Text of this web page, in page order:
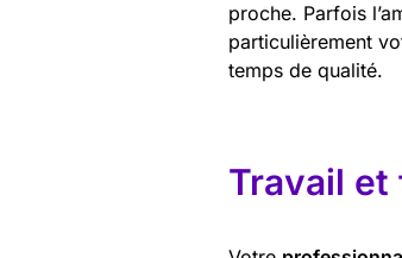
proche. Parfois
particulièrement
temps de qualité.
Travail et